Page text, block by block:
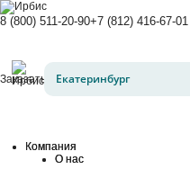
Екатеринбург
Компания
О нас
8 (800) 511-20-90+7 (812) 416-67-01
Заказать звонок
Компания
О нас